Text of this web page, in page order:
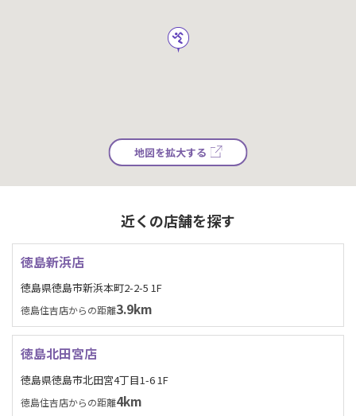
地図を拡大する
近くの店舗を探す
徳島新浜店
徳島県徳島市新浜本町2-2-5 1F
徳島住吉店からの距離3.9km
徳島北田宮店
徳島県徳島市北田宮4丁目1-6 1F
徳島住吉店からの距離4km